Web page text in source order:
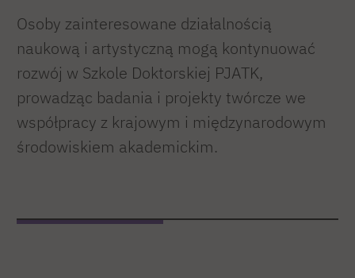
Osoby zainteresowane działalnością
naukową i artystyczną mogą kontynuować
rozwój w Szkole Doktorskiej PJATK,
prowadząc badania i projekty twórcze we
współpracy z krajowym i międzynarodowym
środowiskiem akademickim.